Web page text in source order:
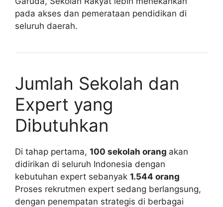
pada akses dan pemerataan pendidikan di
seluruh daerah.
Jumlah Sekolah dan
Expert yang
Dibutuhkan
Di tahap pertama, 100 sekolah orang akan
didirikan di seluruh Indonesia dengan
kebutuhan expert sebanyak 1.544 orang
Proses rekrutmen expert sedang berlangsung,
dengan penempatan strategis di berbagai